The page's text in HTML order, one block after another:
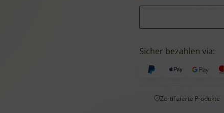
Sicher bezahlen via:
Zertifizierte Produkte